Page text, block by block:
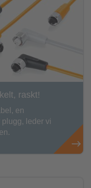
raskt!
en
leder vi